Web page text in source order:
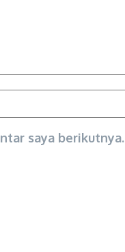
saya berikutnya.